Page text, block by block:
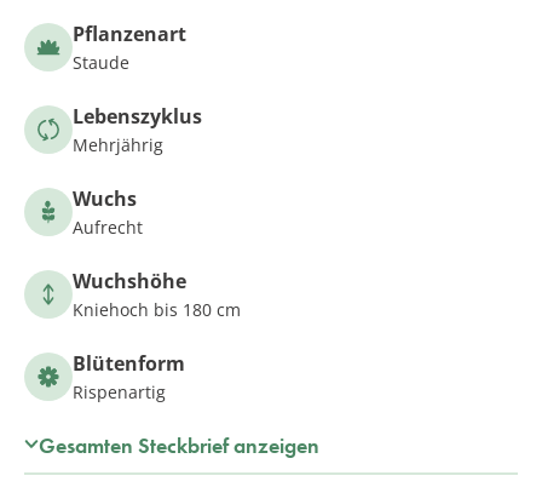
Pflanzenart
Staude
Lebenszyklus
Mehrjährig
Wuchs
Aufrecht
Wuchshöhe
Kniehoch bis 180 cm
Blütenform
Rispenartig
Gesamten Steckbrief anzeigen